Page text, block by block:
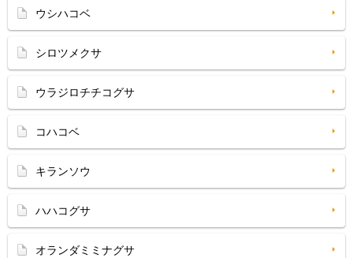
ウシハコベ
シロツメクサ
ウラジロチチコグサ
コハコベ
キランソウ
ハハコグサ
オランダミミナグサ